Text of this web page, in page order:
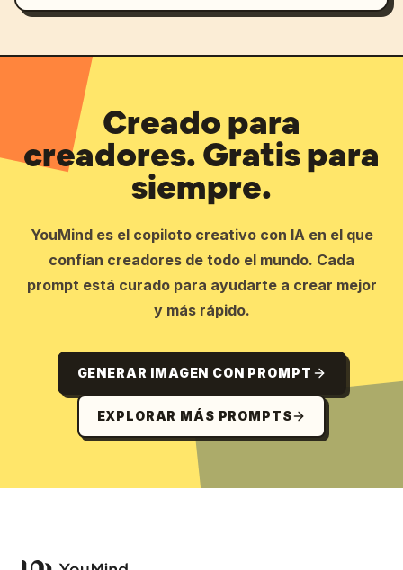
Creado para
creadores. Gratis para
siempre.
YouMind es el copiloto creativo con IA en el que
confían creadores de todo el mundo. Cada
prompt está curado para ayudarte a crear mejor
y más rápido.
GENERAR IMAGEN CON PROMPT
EXPLORAR MÁS PROMPTS